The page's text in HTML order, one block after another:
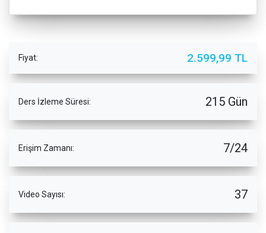
Fiyat: 2.599,99 TL
Ders İzleme Süresi: 215 Gün
Erişim Zamanı: 7/24
Video Sayısı: 37